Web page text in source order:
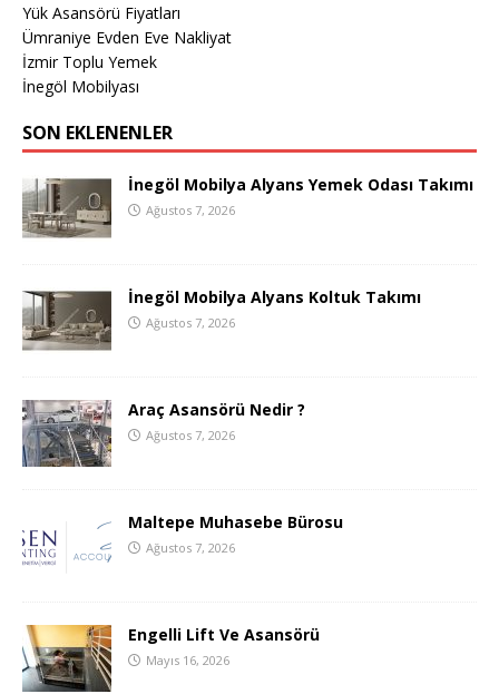
Yük Asansörü Fiyatları
Ümraniye Evden Eve Nakliyat
İzmir Toplu Yemek
İnegöl Mobilyası
SON EKLENENLER
İnegöl Mobilya Alyans Yemek Odası Takımı
Ağustos 7, 2026
İnegöl Mobilya Alyans Koltuk Takımı
Ağustos 7, 2026
Araç Asansörü Nedir ?
Ağustos 7, 2026
Maltepe Muhasebe Bürosu
Ağustos 7, 2026
Engelli Lift Ve Asansörü
Mayıs 16, 2026